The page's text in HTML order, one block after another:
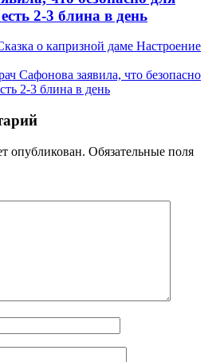
2-3 блина в день
о капризной даме Настроение
Сафонова заявила, что безопасно
2-3 блина в день
опубликован. Обязательные поля